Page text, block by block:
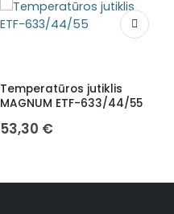
Temperatūros jutiklis
MAGNUM ETF-633/44/55
53,30 €